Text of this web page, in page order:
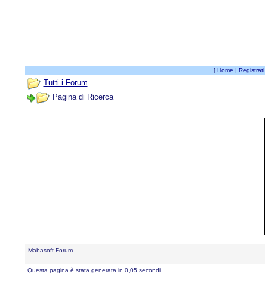
[ Home | Registrati
Tutti i Forum
Pagina di Ricerca
Mabasoft Forum
Questa pagina è stata generata in 0,05 secondi.